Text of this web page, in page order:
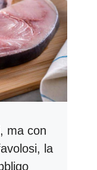
ma con
la